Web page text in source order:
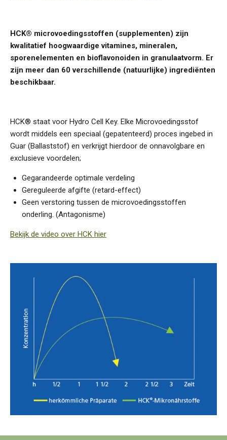
HCK® microvoedingsstoffen (supplementen) zijn
kwalitatief hoogwaardige vitamines, mineralen,
sporenelementen en bioflavonoiden in granulaatvorm. Er
zijn meer dan 60 verschillende (natuurlijke) ingrediënten
beschikbaar.
HCK® staat voor Hydro Cell Key. Elke Microvoedingsstof
wordt middels een speciaal (gepatenteerd) proces ingebed in
Guar (Ballaststof) en verkrijgt hierdoor de onnavolgbare en
exclusieve voordelen;
Gegarandeerde optimale verdeling
Gereguleerde afgifte (retard-effect)
Geen verstoring tussen de microvoedingsstoffen
onderling. (Antagonisme)
Bekijk de video over HCK hier